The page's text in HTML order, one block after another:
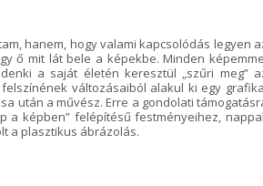
hanem, hogy valami kapcsolódás legyen
ő mit lát bele a képekbe. Minden
a saját életén keresztül „szűri meg”
változásaiból alakul ki egy
után a művész. Erre a gondolati
a képben” felépítésű festményeihez,
a plasztikus ábrázolás.